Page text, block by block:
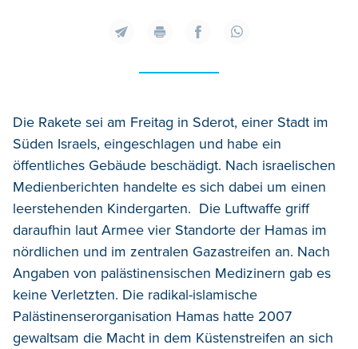
Die Rakete sei am Freitag in Sderot, einer Stadt im
Süden Israels, eingeschlagen und habe ein
öffentliches Gebäude beschädigt. Nach israelischen
Medienberichten handelte es sich dabei um einen
leerstehenden Kindergarten. Die Luftwaffe griff
daraufhin laut Armee vier Standorte der Hamas im
nördlichen und im zentralen Gazastreifen an. Nach
Angaben von palästinensischen Medizinern gab es
keine Verletzten. Die radikal-islamische
Palästinenserorganisation Hamas hatte 2007
gewaltsam die Macht in dem Küstenstreifen an sich